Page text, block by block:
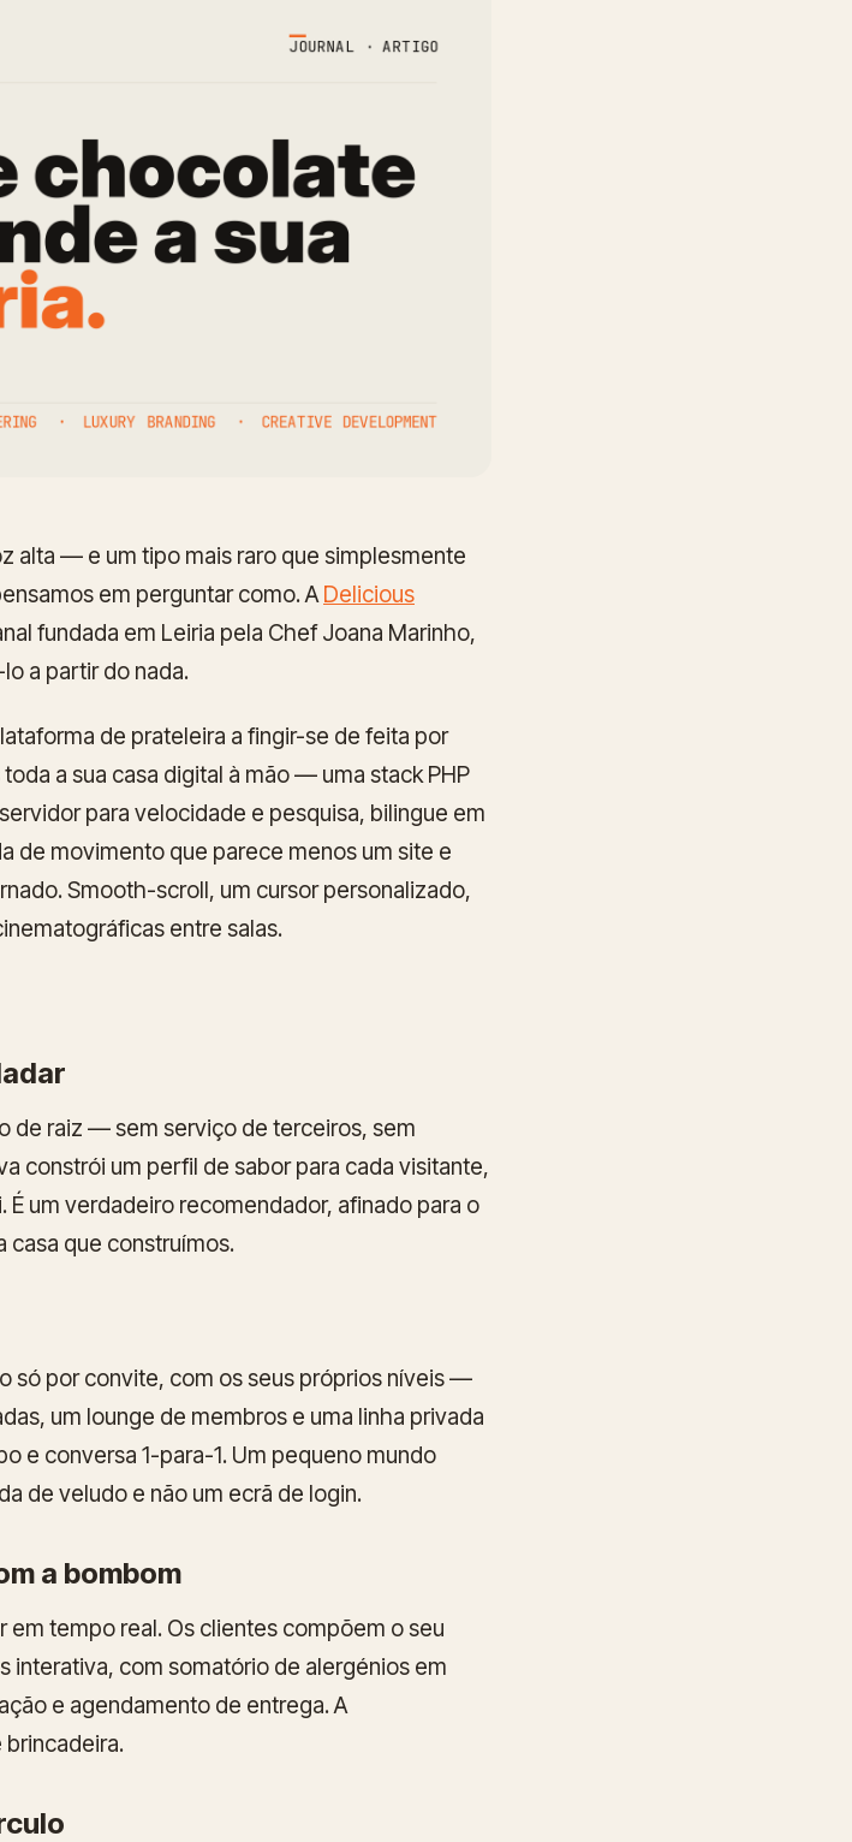
alta — e um tipo mais raro que simplesmente
em perguntar como. A Delicious
fundada em Leiria pela Chef Joana Marinho,
a partir do nada.
de prateleira a fingir-se de feita por
a sua casa digital à mão — uma stack PHP
para velocidade e pesquisa, bilingue em
de movimento que parece menos um site e
Smooth-scroll, um cursor personalizado,
entre salas.
de raiz — sem serviço de terceiros, sem
constrói um perfil de sabor para cada visitante,
É um verdadeiro recomendador, afinado para o
casa que construímos.
só por convite, com os seus próprios níveis —
um lounge de membros e uma linha privada
e conversa 1-para-1. Um pequeno mundo
de veludo e não um ecrã de login.
a bombom
em tempo real. Os clientes compõem o seu
interativa, com somatório de alergénios em
e agendamento de entrega. A